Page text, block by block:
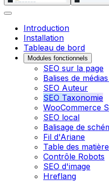
Introduction
Installation
Tableau de bord
Modules fonctionnels
SEO sur la page
Balises de
SEO Auteur
SEO Taxonomie
WooCommerce
SEO local
Balisage de
Fil d'Ariane
Table des
Contrôle Robots
SEO d'image
Hreflang